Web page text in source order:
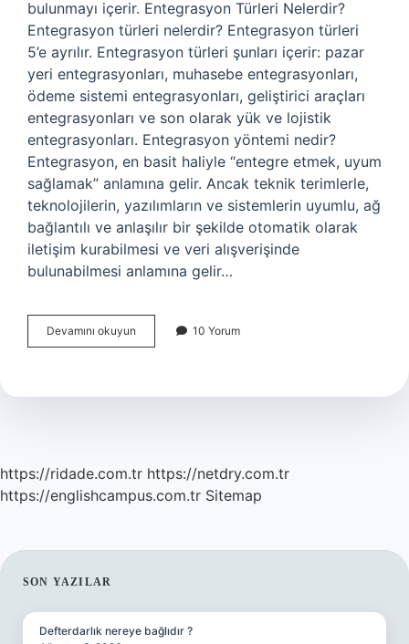
bulunmayı içerir. Entegrasyon Türleri Nelerdir?
Entegrasyon türleri nelerdir? Entegrasyon türleri
5’e ayrılır. Entegrasyon türleri şunları içerir: pazar
yeri entegrasyonları, muhasebe entegrasyonları,
ödeme sistemi entegrasyonları, geliştirici araçları
entegrasyonları ve son olarak yük ve lojistik
entegrasyonları. Entegrasyon yöntemi nedir?
Entegrasyon, en basit haliyle “entegre etmek, uyum
sağlamak” anlamına gelir. Ancak teknik terimlerle,
teknolojilerin, yazılımların ve sistemlerin uyumlu, ağ
bağlantılı ve anlaşılır bir şekilde otomatik olarak
iletişim kurabilmesi ve veri alışverişinde
bulunabilmesi anlamına gelir…
Devamını okuyun Entegrasyon
Aşamaları
10 Yorum
https://ridade.com.tr https://netdry.com.tr
https://englishcampus.com.tr Sitemap
SIDEBAR
SON YAZILAR
Defterdarlık nereye bağlıdır ?